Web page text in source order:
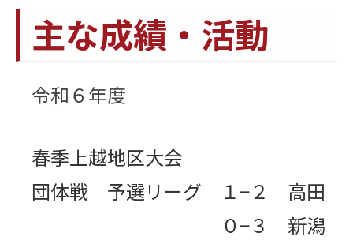
主な成績・活動
令和６年度
春季上越地区大会
団体戦 予選リーグ １−２ 高田
０−３ 新潟